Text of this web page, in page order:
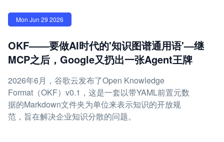
Mon Jun 29 2026
OKF——要做AI时代的'知识图谱通用语'—继
MCP之后，Google又扔出一张Agent王牌
2026年6月，谷歌云发布了Open Knowledge
Format（OKF）v0.1，这是一套以带YAML前置元数
据的Markdown文件夹为单位来表示知识的开放规
范，旨在解决企业知识分散的问题。